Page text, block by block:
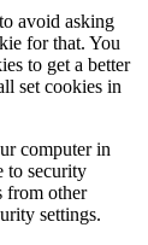
avoid asking
for that. You
to get a better
set cookies in
computer in
to security
from other
settings.